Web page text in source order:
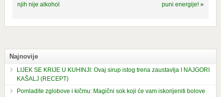
njih nije alkohol
puni energije! »
Najnovije
LIJEK SE KRIJE U KUHINJI: Ovaj sirup istog trena zaustavlja I NAJGORI
KAŠALJ (RECEPT)
Pomladite zglobove i kičmu: Magični sok koji će vam iskorijeniti bolove